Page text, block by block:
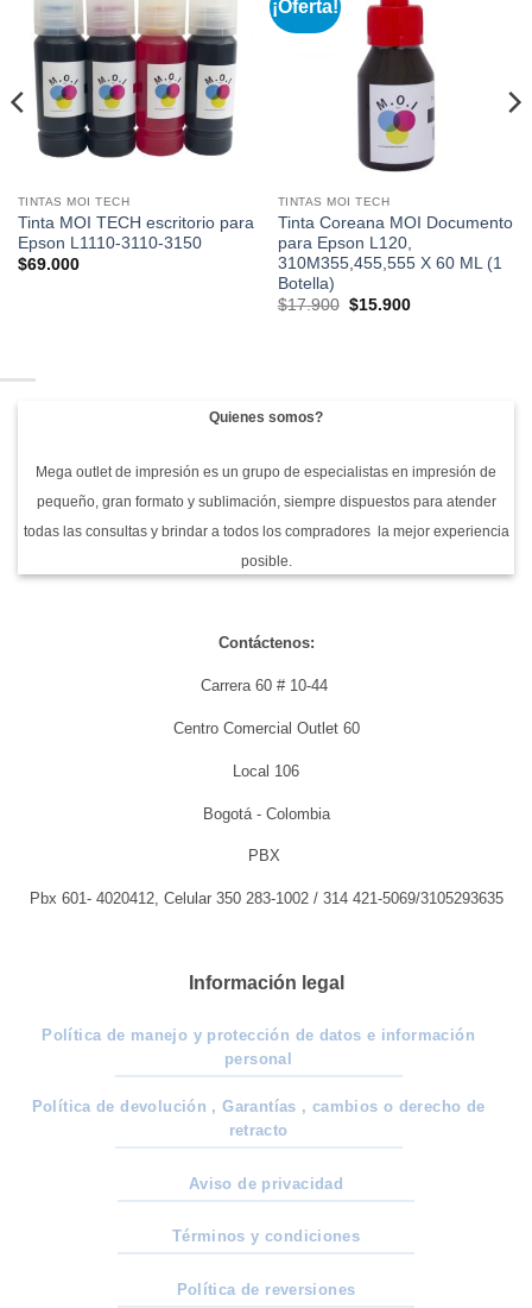
Añadir
a la
lista de
deseos
TINTAS MOI TECH
Tinta MOI TECH escritorio para
Epson L1110-3110-3150
$69.000
¡Oferta!
TINTAS MOI TECH
Tinta Coreana MOI Documento
para Epson L120,
310M355,455,555 X 60 ML (1
Botella)
$17.900 El
$15.900El
Quienes somos?
Mega outlet de impresión es un grupo de especialistas en impresión de
pequeño, gran formato y sublimación, siempre dispuestos para atender
todas las consultas y brindar a todos los compradores la mejor experiencia
posible.
Contáctenos:
Carrera 60 # 10-44
Centro Comercial Outlet 60
Local 106
Bogotá - Colombia
PBX
Pbx 601- 4020412, Celular 350 283-1002 / 314 421-5069/3105293635
Información legal
Política de manejo y protección de datos e información
personal
Política de devolución , Garantías , cambios o derecho de
retracto
Aviso de privacidad
Términos y condiciones
Política de reversiones